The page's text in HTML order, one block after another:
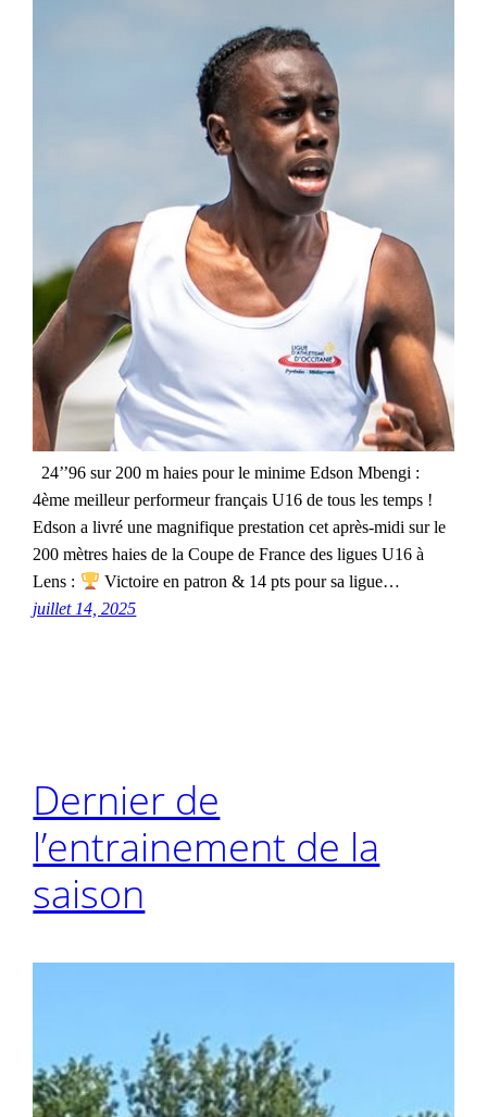
24’’96 sur 200 m haies pour le minime Edson Mbengi :
4ème meilleur performeur français U16 de tous les temps !
Edson a livré une magnifique prestation cet après-midi sur le
200 mètres haies de la Coupe de France des ligues U16 à
Lens :
Victoire en patron & 14 pts pour sa ligue…
juillet 14, 2025
Dernier de
l’entrainement de la
saison